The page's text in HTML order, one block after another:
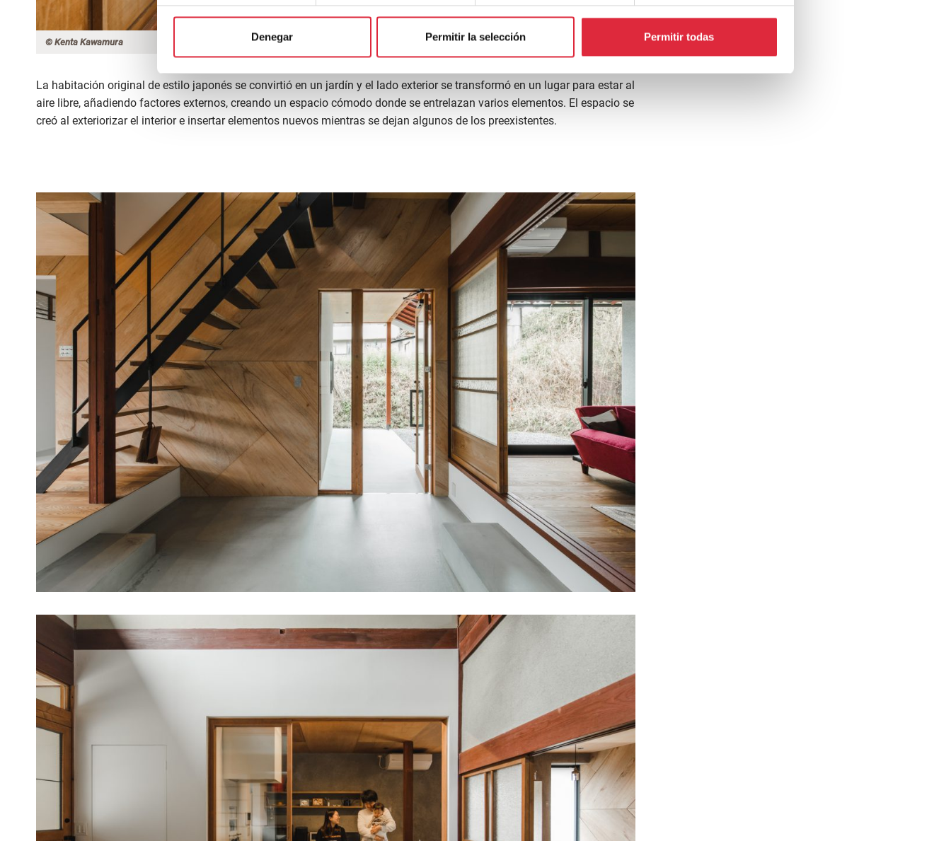
Denegar Permitir la selección Permitir todas
© Kenta Kawamura
La habitación original de estilo japonés se convirtió en un jardín y el lado exterior se transformó en un lugar para estar al
aire libre, añadiendo factores externos, creando un espacio cómodo donde se entrelazan varios elementos. El espacio se
creó al exteriorizar el interior e insertar elementos nuevos mientras se dejan algunos de los preexistentes.